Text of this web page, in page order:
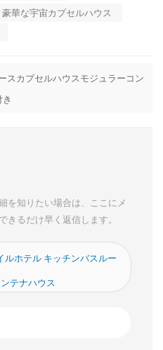
豪華な宇宙カプセルハウス
スカプセルハウスモジュラーコン
を知りたい場合は、ここにメ
きるだけ早く返信します。
ルホテル キッチンバスルー
テナハウス